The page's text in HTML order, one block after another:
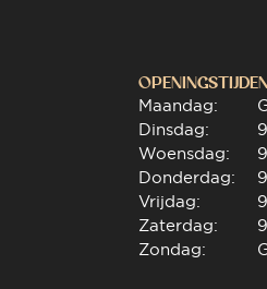
Maandag:
Dinsdag:
Woensdag:
Donderdag:
Vrijdag:
Zaterdag:
Zondag: